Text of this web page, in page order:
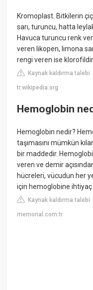
Kromoplast. Bitkilerin
sarı, turuncu, hatta
Havuca turuncu renk
veren likopen, limona
rengi veren ise klorofildir.
Kaynak kaldırma talebi
tr.wikipedia.org
Hemoglobin
Hemoglobin nedir?
taşımasını mümkün
bir maddedir.
veren ve demir
hücreleri, vücudun her
için hemoglobine ihtiyaç
Kaynak kaldırma talebi
memorial.com.tr